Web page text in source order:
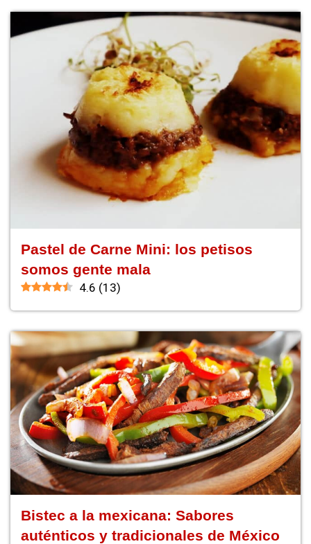
Pastel de Carne Mini: los petisos
somos gente mala
4.6 (13)
Bistec a la mexicana: Sabores
auténticos y tradicionales de México